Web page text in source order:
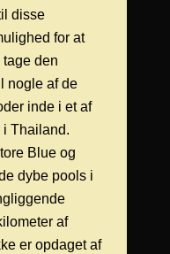
disse
for at
den
nogle af de
inde i et af
i Thailand.
Blue og
dybe pools i
af
er opdaget af